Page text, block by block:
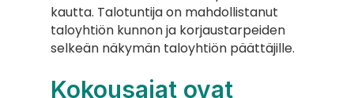
kautta. Talotuntija on mahdollistanut
taloyhtiön kunnon ja korjaustarpeiden
selkeän näkymän taloyhtiön päättäjille.
Kokousajat ovat